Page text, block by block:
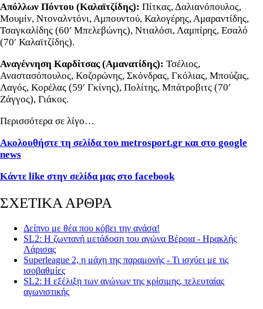
Απόλλων Πόντου (Καλαϊτζίδης): Πίτκας, Δαλιανόπουλος,
Μουμίν, Ντοναλντόνι, Αμπουντού, Καλογέρης, Αμαραντίδης,
Τσαγκαλίδης (60′ Μπελεβώνης), Ντιαλόσι, Λαμπίρης, Εσαλό
(70′ Καλαϊτζίδης).
Αναγέννηση Καρδίτσας (Αμανατίδης): Τσέλιος,
Αναστασόπουλος, Κοζορώνης, Σκόνδρας, Γκόλιας, Μπούζας,
Λαγός, Κορέλας (59′ Γκίνης), Πολίτης, Μπάτροβιτς (70′
Ζάγγος), Γιάκος.
Περισσότερα σε λίγο…
Ακολουθήστε τη σελίδα του metrosport.gr και στο google
news
Κάντε like στην σελίδα μας στο facebook
ΣΧΕΤΙΚΑ ΑΡΘΡΑ
Δείπνο με θέα που κόβει την ανάσα!
SL2: Η ζωντανή μετάδοση του αγώνα Βέροια - Ηρακλής
Λάρισας
Superleague 2, η μάχη της παραμονής - Τι ισχύει με τις
ισοβαθμίες
SL2: Η εξέλιξη των αγώνων της κρίσιμης, τελευταίας
αγωνιστικής